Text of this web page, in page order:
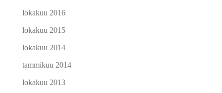
lokakuu 2016
lokakuu 2015
lokakuu 2014
tammikuu 2014
lokakuu 2013